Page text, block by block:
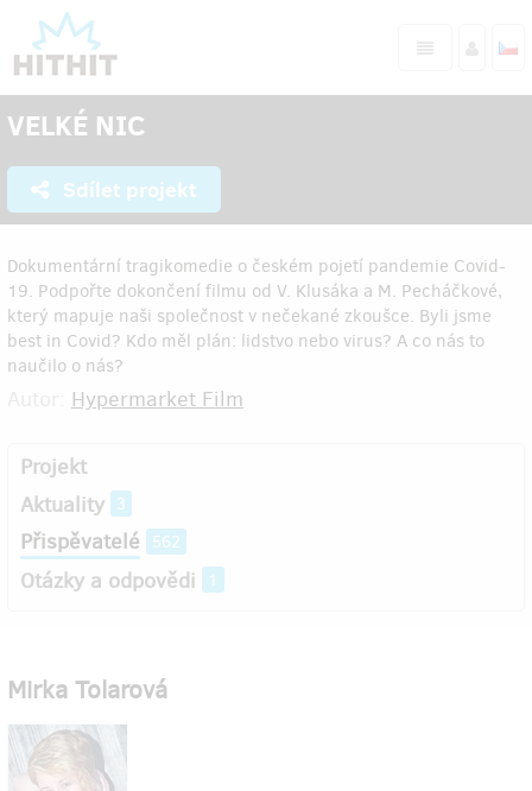
VELKÉ NIC
Sdílet projekt
Dokumentární tragikomedie o českém pojetí pandemie Covid-
19. Podpořte dokončení filmu od V. Klusáka a M. Pecháčkové,
který mapuje naši společnost v nečekané zkoušce. Byli jsme
best in Covid? Kdo měl plán: lidstvo nebo virus? A co nás to
naučilo o nás?
Hypermarket Film
Projekt
Aktuality 3
Přispěvatelé 562
Otázky a odpovědi 1
Mirka Tolarová